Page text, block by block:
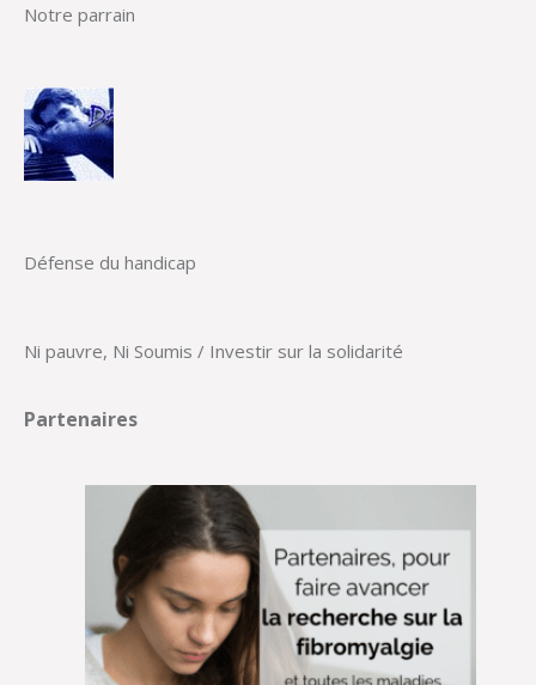
Notre parrain
Défense du handicap
Ni pauvre, Ni Soumis / Investir sur la solidarité
Partenaires